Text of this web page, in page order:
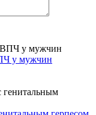
у мужчин